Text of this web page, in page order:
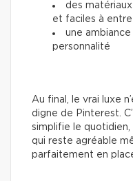
des
et faciles à
une
personnalité
Au final, le vrai luxe
digne de Pinterest.
simplifie le
qui reste agréable
parfaitement en